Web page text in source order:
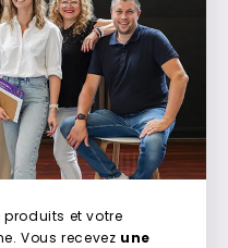
et votre
Vous recevez une